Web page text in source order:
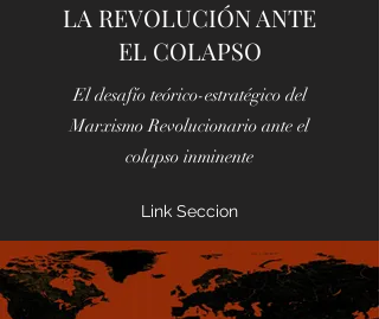
LA REVOLUCIÓN ANTE
EL COLAPSO
El desafío teórico-estratégico del
Marxismo Revolucionario ante el
colapso inminente
Link Seccion